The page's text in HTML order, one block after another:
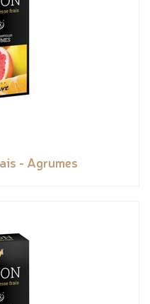
- Agrumes